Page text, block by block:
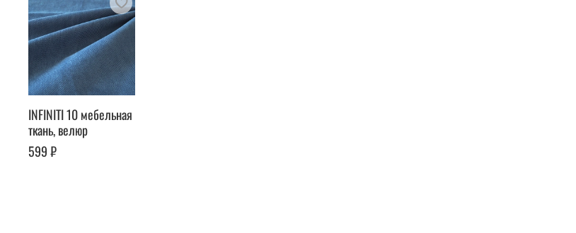
INFINITI 10 мебельная
ткань, велюр
599 ₽